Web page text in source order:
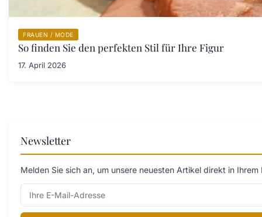
FRAUEN / MODE
So finden Sie den perfekten Stil für Ihre Figur
17. April 2026
Newsletter
Melden Sie sich an, um unsere neuesten Artikel direkt in